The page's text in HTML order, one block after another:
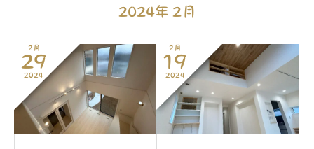
2024年 2月
2月
29
2024
2月
19
2024